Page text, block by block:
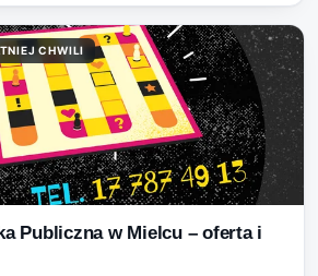
CHWILI
Publiczna w Mielcu – oferta i